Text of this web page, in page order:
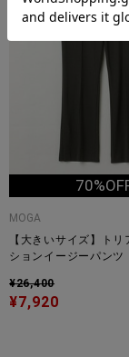
MOGA
【大きいサイズ】ト
ションイージーパンツ
¥26,400
¥7,920